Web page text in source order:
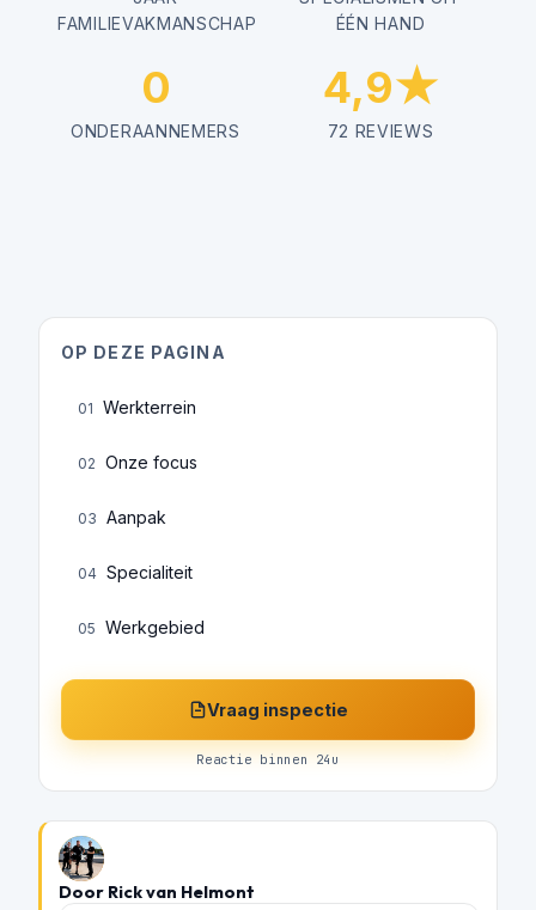
FAMILIEVAKMANSCHAP
ÉÉN HAND
0
ONDERAANNEMERS
4,9★
72 REVIEWS
OP DEZE PAGINA
01 Werkterrein
02 Onze focus
03 Aanpak
04 Specialiteit
05 Werkgebied
Vraag inspectie
Reactie binnen 24u
Door Rick van Helmont